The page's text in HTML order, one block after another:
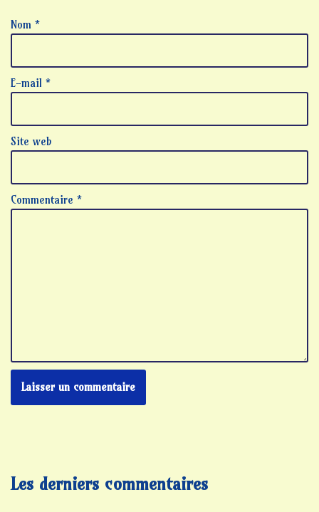
Nom *
E-mail *
Site web
Commentaire *
Les derniers commentaires